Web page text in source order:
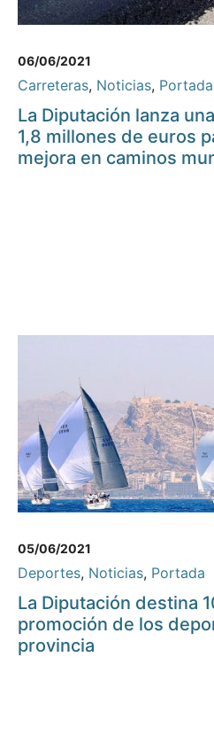
06/06/2021
Carreteras, Noticias, Portada
La Diputación lanza
1,8 millones de euros
mejora en caminos
05/06/2021
Deportes, Noticias, Portada
La Diputación destina
promoción de los
provincia